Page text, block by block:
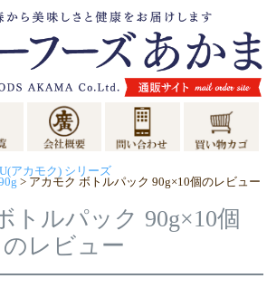
アカモク) シリーズ
アカモク ボトルパック 90g×10個のレビュー
トルパック 90g×10個
のレビュー